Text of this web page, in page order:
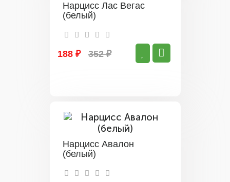
Нарцисс Лас Вегас
(белый)
188 ₽ 352 ₽
Нарцисс Авалон
(белый)